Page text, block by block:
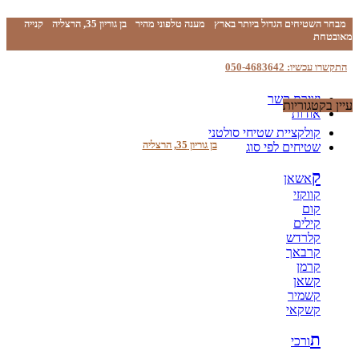
מבחר השטיחים הגדול ביותר בארץ מענה טלפוני מהיר בן גוריון 35, הרצליה
קנייה
מאובטחת
התקשרו עכשיו: 050-4683642
יצירת קשר
אודות
בן גוריון 35, הרצליה
עיין בקטגוריות
קולקציית שטיחי סולטני
שטיחים לפי סוג
קאשאן
קווקזי
קום
קילים
קלרדש
קרבאך
קרמן
קשאן
קשמיר
קשקאי
תורכי